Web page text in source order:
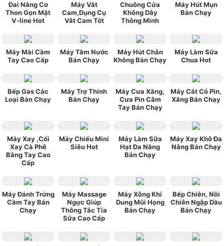
Đai Nâng Cơ
Thon Gọn Mặt
V-line Hot
Máy Vắt
Cam,Dụng Cụ
Vắt Cam Tốt
Chuông Cửa
Không Dây
Thông Minh
Máy Hút Mụn
Bán Chạy
Máy Mài Cầm
Tay Cao Cấp
Máy Tăm Nước
Bán Chạy
Máy Hút Chân
Không Bán Chạy
Máy Làm Sữa
Chua Hot
Bếp Gas Các
Loại Bán Chạy
Máy Trợ Thính
Bán Chạy
Máy Cưa Xăng,
Cưa Pin Câm
Tay Bán Chạy
Máy Cắt Cỏ Pin,
Xăng Bán Chạy
Máy Xay ,Cối
Xay Cà Phê
Bằng Tay Cao
Cấp
Máy Chiếu Mini
Siêu Hot
Máy Làm Sữa
Hạt Đa Năng
Bán Chạy
Máy Xay Khô Đa
Năng Bán Chạy
Máy Đánh Trứng
Cầm Tay Bán
Chạy
Máy Massage
Ngực Giúp
Thông Tắc Tia
Sữa Cao Cấp
Máy Xông Khi
Dung Mũi Họng
Bán Chạy
Bếp Chiên, Nồi
Chiên Ngập Dầu
Bán Chạy